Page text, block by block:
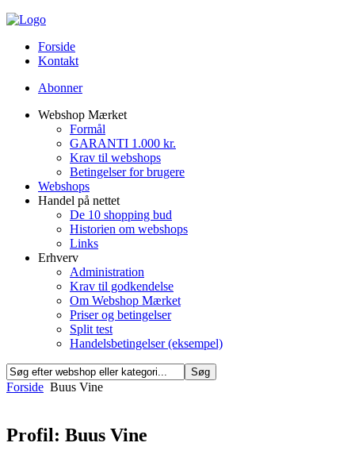
Forside
Kontakt
Abonner
Webshop Mærket
Formål
GARANTI 1.000 kr.
Krav til webshops
Betingelser for brugere
Webshops
Handel på nettet
De 10 shopping bud
Historien om webshops
Links
Erhverv
Administration
Krav til godkendelse
Om Webshop Mærket
Priser og betingelser
Split test
Handelsbetingelser (eksempel)
Forside Buus Vine
Profil: Buus Vine